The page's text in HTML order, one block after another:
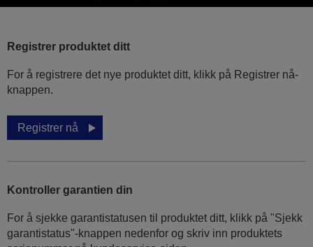
Registrer produktet ditt
For å registrere det nye produktet ditt, klikk på Registrer nå-
knappen.
Registrer nå
Kontroller garantien din
For å sjekke garantistatusen til produktet ditt, klikk på "Sjekk
garantistatus"-knappen nedenfor og skriv inn produktets